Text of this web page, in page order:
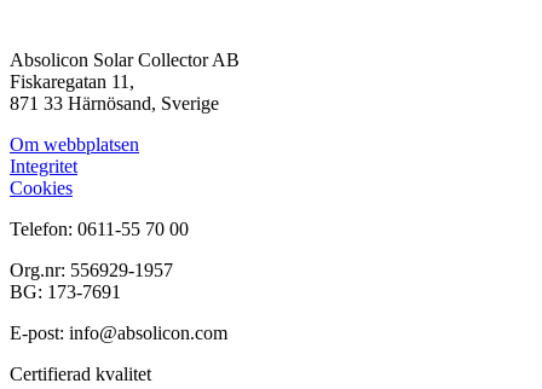
Absolicon Solar Collector AB
Fiskaregatan 11,
871 33 Härnösand, Sverige
Om webbplatsen
Integritet
Cookies
Telefon: 0611-55 70 00
Org.nr: 556929-1957
BG: 173-7691
E-post: info@absolicon.com
Certifierad kvalitet